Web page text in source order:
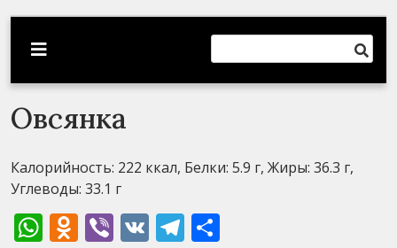
Овсянка
Калорийность: 222 ккал, Белки: 5.9 г, Жиры: 36.3 г,
Углеводы: 33.1 г
WhatsApp
Odnoklassniki
Viber
VK Telegram